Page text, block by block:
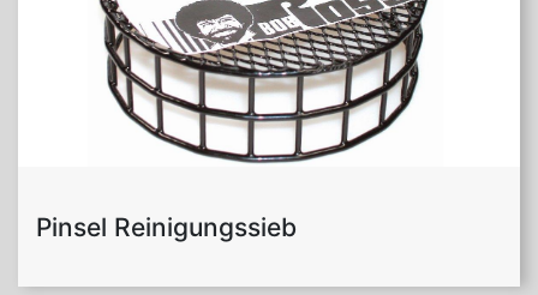
Pinsel Reinigungssieb